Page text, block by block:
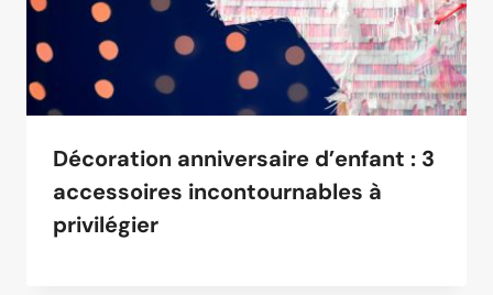
Décoration anniversaire d’enfant : 3
accessoires incontournables à
privilégier